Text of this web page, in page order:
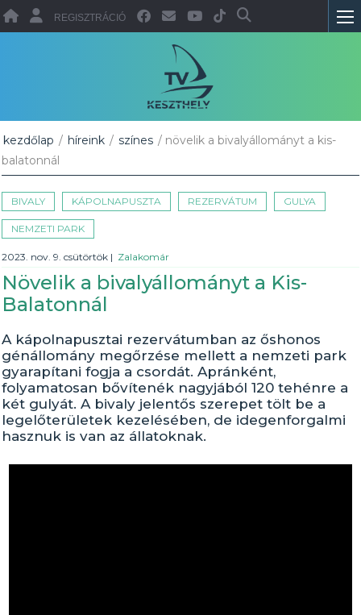
REGISZTRÁCIÓ
kezdőlap / híreink / színes / növelik a bivalyállományt a kis-
balatonnál
BIVALY KÁPOLNAPUSZTA REZERVÁTUM GULYA
NEMZETI PARK
2023. nov. 9. csütörtök | Zalakomár
Növelik a bivalyállományt a Kis-
Balatonnál
A kápolnapusztai rezervátumban az őshonos
génállomány megőrzése mellett a nemzeti park
gyarapítani fogja a csordát. Apránként,
folyamatosan bővítenék nagyjából 120 tehénre a
két gulyát. A bivaly jelentős szerepet tölt be a
legelőterületek kezelésében, de idegenforgalmi
hasznuk is van az állatoknak.